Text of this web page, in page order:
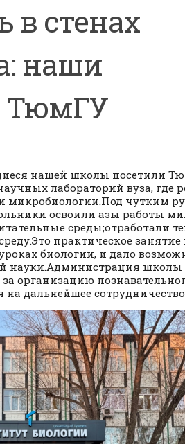
в стенах
наши
ТюмГУ
нашей школы посетили
лабораторий вуза, где
микробиологии.Под чутким
освоили азы работы
среды;отработали
практическое занятие
биологии, и дало
науки.Администрация
организацию
дальнейшее